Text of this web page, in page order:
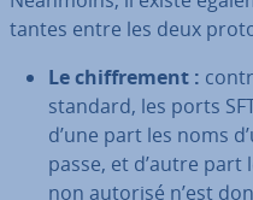
tantes entre les deux
Le chif­fre­ment :
standard, les ports
d’une part les noms
passe, et d’autre
non autorisé n’est